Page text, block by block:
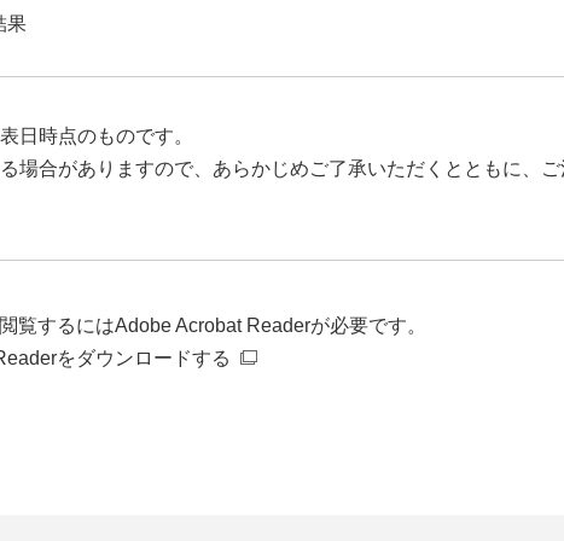
果
日時点のものです。
場合がありますので、あらかじめご了承いただくとともに、ご
覧するにはAdobe Acrobat Readerが必要です。
をダウンロードする